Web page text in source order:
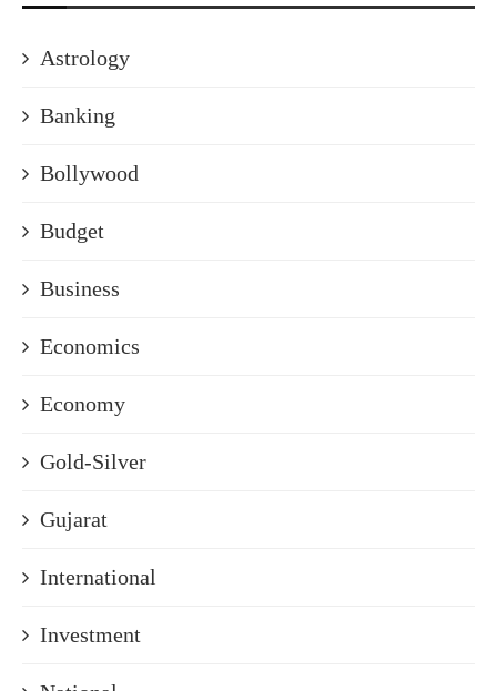
Astrology
Banking
Bollywood
Budget
Business
Economics
Economy
Gold-Silver
Gujarat
International
Investment